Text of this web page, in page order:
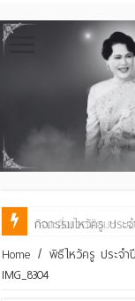
คณะสิ่งแวดล้อมฯ ม
Home / พิธีไหว้ครู ประจ
IMG_8304